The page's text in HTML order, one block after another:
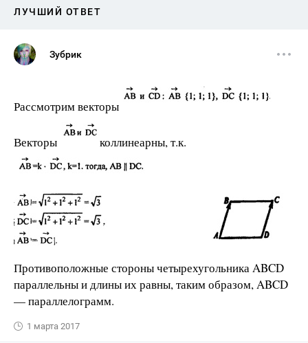
ЛУЧШИЙ ОТВЕТ
Зубрик
Рассмотрим векторы
Векторы коллинеарны, т.к.
Противоположные стороны четырехугольника ABCD
параллельны и длины их равны, таким образом, ABCD
— параллелограмм.
1 марта 2017